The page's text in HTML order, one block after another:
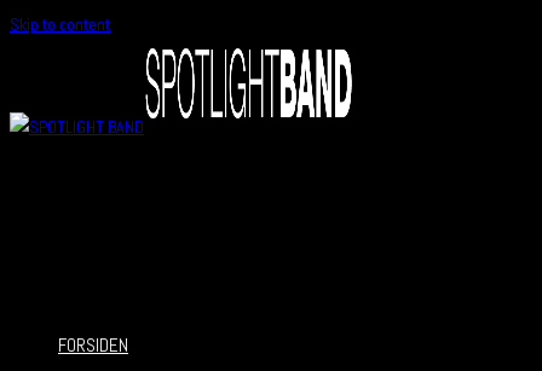
Skip to content
FORSIDEN